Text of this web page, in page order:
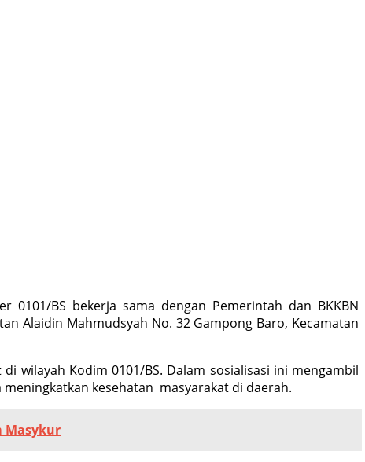
BS bekerja sama dengan Pemerintah dan BKKBN
Alaidin Mahmudsyah No. 32 Gampong Baro, Kecamatan
wilayah Kodim 0101/BS. Dalam sosialisasi ini mengambil
meningkatkan kesehatan masyarakat di daerah.
Masykur